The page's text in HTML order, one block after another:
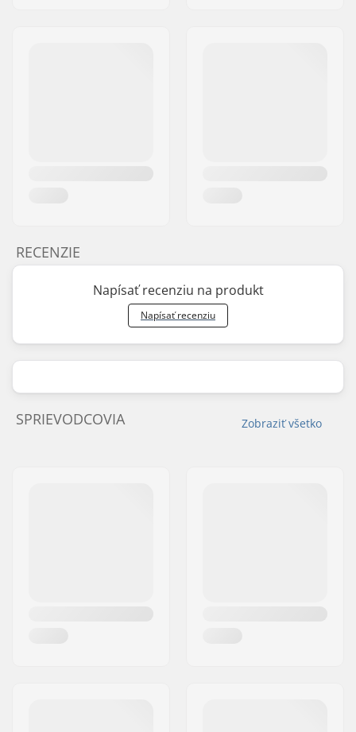
RECENZIE
Napísať recenziu na produkt
Napísať recenziu
Zobraziť všetko
SPRIEVODCOVIA